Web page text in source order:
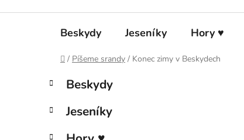
Beskydy Jeseníky Hory ♥
Domů
/ Píšeme srandy / Konec zimy v Beskydech
P
s
Přeskočit
kategorie
K
a
e
Beskydy
Jeseníky